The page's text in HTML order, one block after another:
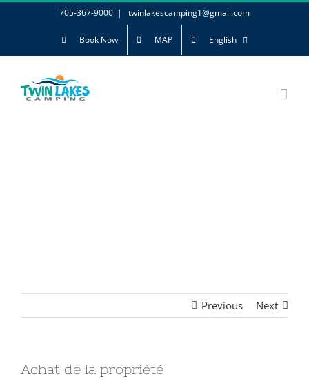
705-367-9000 | twinlakescamping1@gmail.com
Book Now MAP English
Previous Next
View
Achat de la propriété